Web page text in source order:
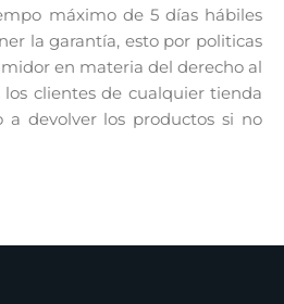
máximo de 5 días hábiles
la garantía, esto por politicas
en materia del derecho al
clientes de cualquier tienda
devolver los productos si no